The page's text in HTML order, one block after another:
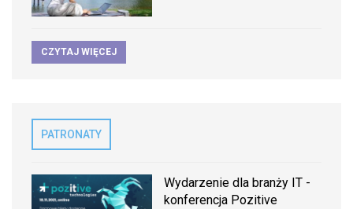
CZYTAJ WIĘCEJ
PATRONATY
Wydarzenie dla branży IT -
konferencja Pozitive